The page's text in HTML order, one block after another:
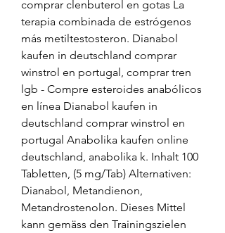
comprar clenbuterol en gotas La
terapia combinada de estrógenos
más metiltestosteron. Dianabol
kaufen in deutschland comprar
winstrol en portugal, comprar tren
lgb - Compre esteroides anabólicos
en línea Dianabol kaufen in
deutschland comprar winstrol en
portugal Anabolika kaufen online
deutschland, anabolika k. Inhalt 100
Tabletten, (5 mg/Tab) Alternativen:
Dianabol, Metandienon,
Metandrostenolon. Dieses Mittel
kann gemäss den Trainingszielen